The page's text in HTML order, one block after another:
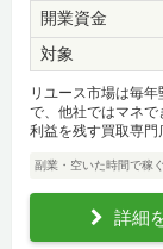
開業資金
対象
リユース市場は毎
で、他社ではマネで
利益を残す買取専門
副業・空いた時間で稼ぐ
詳細